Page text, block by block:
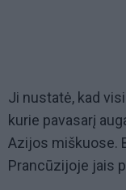
Ji nustatė, kad
kurie pavasarį
Azijos miškuose.
Prancūzijoje jais